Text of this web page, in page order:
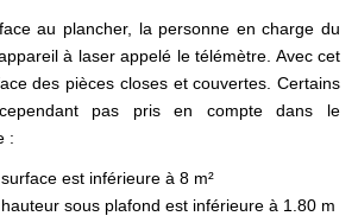
au plancher, la personne en charge du
à laser appelé le télémètre. Avec cet
des pièces closes et couvertes. Certains
pas pris en compte dans le
:
est inférieure à 8 m²
sous plafond est inférieure à 1.80 m